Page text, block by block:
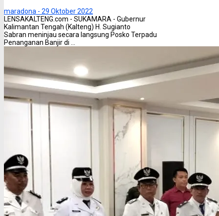
maradona - 29 Oktober 2022
LENSAKALTENG.com - SUKAMARA - Gubernur
Kalimantan Tengah (Kalteng) H. Sugianto
Sabran meninjau secara langsung Posko Terpadu
Penanganan Banjir di ...